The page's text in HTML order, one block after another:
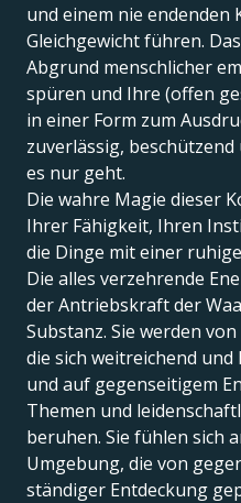
und einem nie endenden
Gleichgewicht führen. Das
Abgrund menschlicher
spüren und Ihre (offen
in einer Form zum
zuverlässig, beschützend
es nur geht.
Die wahre Magie dieser
Ihrer Fähigkeit, Ihren
die Dinge mit einer
Die alles verzehrende
der Antriebskraft der
Substanz. Sie werden
die sich weitreichend und
und auf gegenseitigem
Themen und
beruhen. Sie fühlen sich
Umgebung, die von
ständiger Entdeckung